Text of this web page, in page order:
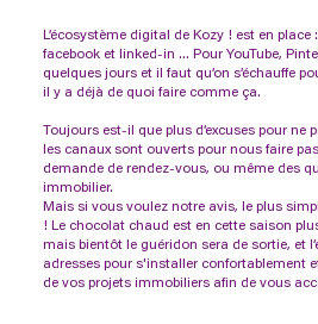
L’écosystème digital de Kozy ! est en
facebook et linked-in … Pour YouTube,
quelques jours et il faut qu’on s’échauffe
il y a déjà de quoi faire comme ça.
Toujours est-il que plus d’excuses pour ne
les canaux sont ouverts pour nous faire
demande de rendez-vous, ou même des
immobilier.
Mais si vous voulez notre avis, le plus
! Le chocolat chaud est en cette saison
mais bientôt le guéridon sera de sortie, et
adresses pour s'installer confortablement
de vos projets immobiliers afin de vous